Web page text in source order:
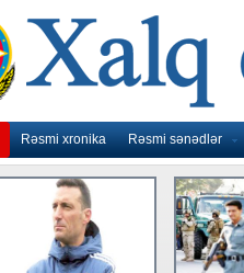
Rəsmi xronika Rəsmi sənədlər